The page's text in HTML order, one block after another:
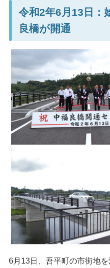
令和2年6月13日：
良橋が開通
6月13日、吾平町の市街地